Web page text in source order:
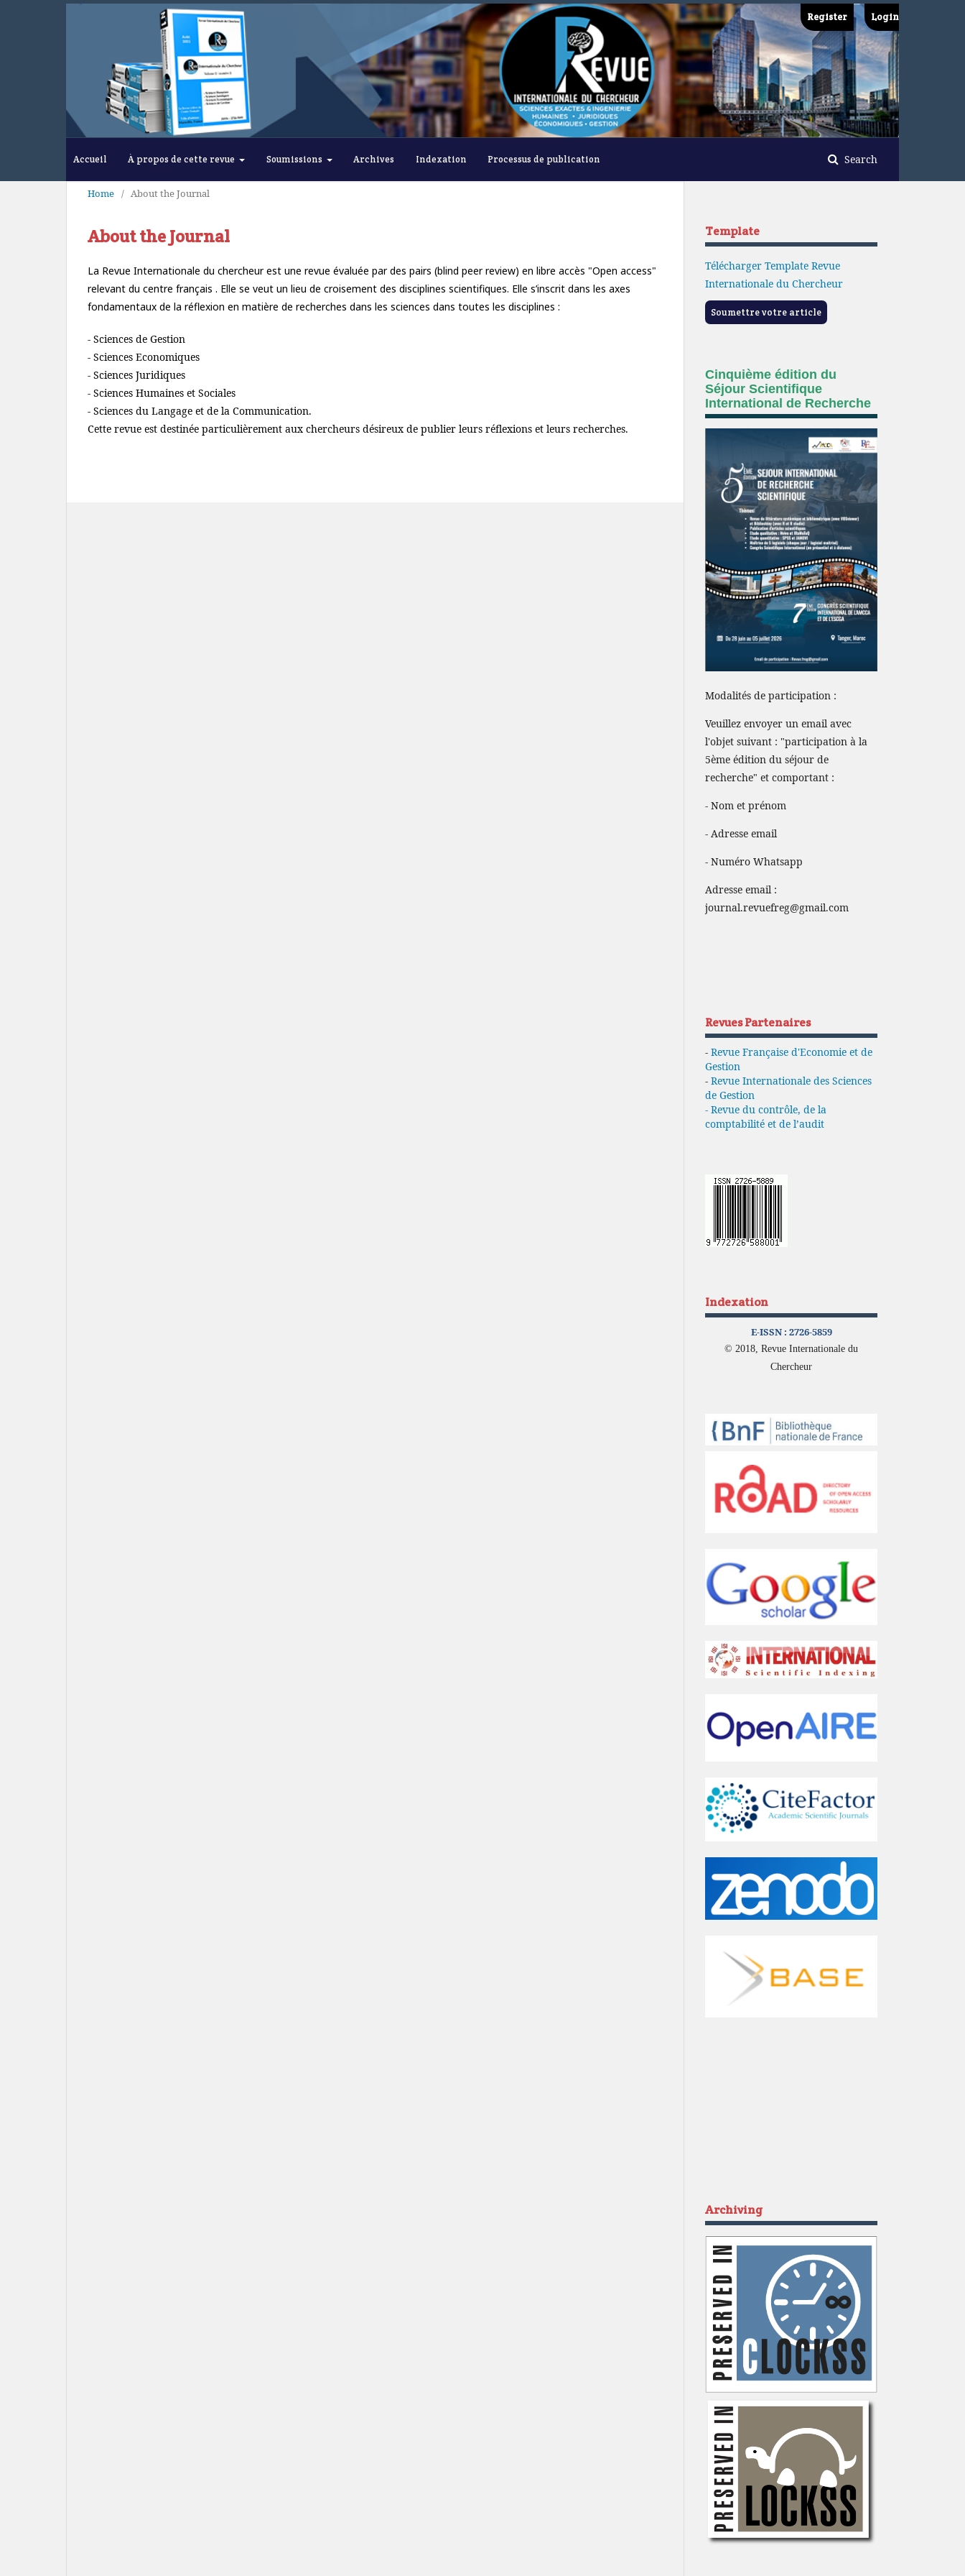
Accueil À propos de cette revue Soumissions Archives Indexation Processus de publication Search
Register Login
Home / About the Journal
About the Journal
La Revue Internationale du chercheur est une revue évaluée par des pairs (blind peer review) en libre accès "Open access"
relevant du centre français . Elle se veut un lieu de croisement des disciplines scientifiques. Elle s’inscrit dans les axes
fondamentaux de la réflexion en matière de recherches dans les sciences dans toutes les disciplines :
- Sciences de Gestion
- Sciences Economiques
- Sciences Juridiques
- Sciences Humaines et Sociales
- Sciences du Langage et de la Communication.
Cette revue est destinée particulièrement aux chercheurs désireux de publier leurs réflexions et leurs recherches.
Template
Télécharger Template Revue
Internationale du Chercheur
Soumettre votre article
Cinquième édition du
Séjour Scientifique
International de Recherche
Modalités de participation :
Veuillez envoyer un email avec
l'objet suivant : "participation à la
5ème édition du séjour de
recherche" et comportant :
- Nom et prénom
- Adresse email
- Numéro Whatsapp
Adresse email :
journal.revuefreg@gmail.com
Revues Partenaires
- Revue Française d'Economie et de
Gestion
- Revue Internationale des Sciences
de Gestion
- Revue du contrôle, de la
comptabilité et de l’audit
Indexation
E-ISSN : 2726-5859
© 2018, Revue Internationale du
Chercheur
Archiving